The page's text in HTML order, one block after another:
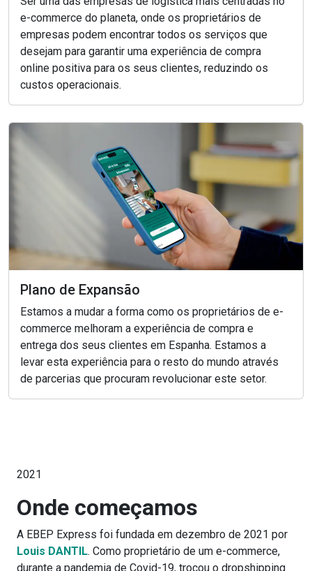
e-commerce do planeta, onde os proprietários de
empresas podem encontrar todos os serviços que
desejam para garantir uma experiência de compra
online positiva para os seus clientes, reduzindo os
custos operacionais.
Plano de Expansão
Estamos a mudar a forma como os proprietários de e-
commerce melhoram a experiência de compra e
entrega dos seus clientes em Espanha. Estamos a
levar esta experiência para o resto do mundo através
de parcerias que procuram revolucionar este setor.
2021
Onde começamos
A EBEP Express foi fundada em dezembro de 2021 por
Louis DANTIL. Como proprietário de um e-commerce,
durante a pandemia de Covid-19, trocou o dropshipping